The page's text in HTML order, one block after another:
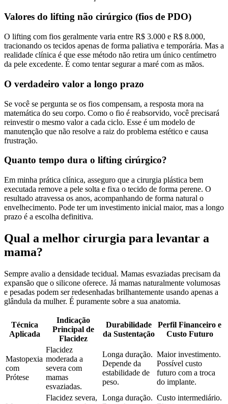
Valores do lifting não cirúrgico (fios de PDO)
O lifting com fios geralmente varia entre R$ 3.000 e R$ 8.000,
tracionando os tecidos apenas de forma paliativa e temporária. Mas a
realidade clínica é que esse método não retira um único centímetro
da pele excedente. É como tentar segurar a maré com as mãos.
O verdadeiro valor a longo prazo
Se você se pergunta se os fios compensam, a resposta mora na
matemática do seu corpo. Como o fio é reabsorvido, você precisará
reinvestir o mesmo valor a cada ciclo. Esse é um modelo de
manutenção que não resolve a raiz do problema estético e causa
frustração.
Quanto tempo dura o lifting cirúrgico?
Em minha prática clínica, asseguro que a cirurgia plástica bem
executada remove a pele solta e fixa o tecido de forma perene. O
resultado atravessa os anos, acompanhando de forma natural o
envelhecimento. Pode ter um investimento inicial maior, mas a longo
prazo é a escolha definitiva.
Qual a melhor cirurgia para levantar a
mama?
Sempre avalio a densidade tecidual. Mamas esvaziadas precisam da
expansão que o silicone oferece. Já mamas naturalmente volumosas
e pesadas podem ser redesenhadas brilhantemente usando apenas a
glândula da mulher. É puramente sobre a sua anatomia.
Técnica
Aplicada
Indicação
Principal de
Flacidez
Durabilidade
da Sustentação
Perfil Financeiro e
Custo Futuro
Mastopexia
com
Prótese
Flacidez
moderada a
severa com
mamas
esvaziadas.
Longa duração.
Depende da
estabilidade de
peso.
Maior investimento.
Possível custo
futuro com a troca
do implante.
Flacidez severa,
Longa duração. Custo intermediário.